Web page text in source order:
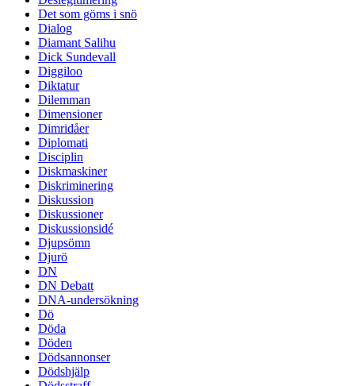
Det som göms i snö
Dialog
Diamant Salihu
Dick Sundevall
Diggiloo
Diktatur
Dilemman
Dimensioner
Dimridåer
Diplomati
Disciplin
Diskmaskiner
Diskriminering
Diskussion
Diskussioner
Diskussionsidé
Djupsömn
Djurö
DN
DN Debatt
DNA-undersökning
Dö
Döda
Döden
Dödsannonser
Dödshjälp